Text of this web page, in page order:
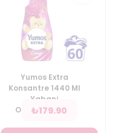
Yumos Extra
Konsantre 1440 Ml
Yabani
Orkideyasemin
₺179.90